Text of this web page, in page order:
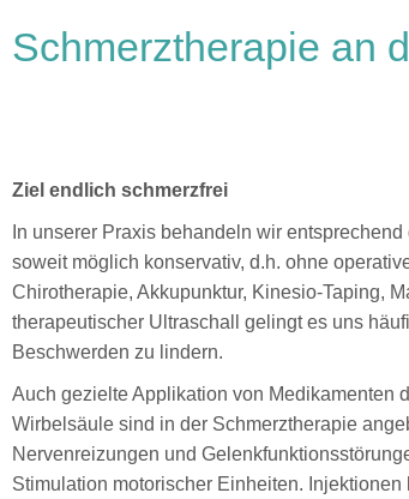
Schmerztherapie an
Ziel endlich schmerzfrei
In unserer Praxis behandeln wir
soweit möglich konservativ, d.h. ohne
Chirotherapie, Akkupunktur, Kinesio-Taping,
therapeutischer Ultraschall gelingt es uns
Beschwerden zu lindern.
Auch gezielte Applikation von Medikamenten
Wirbelsäule sind in der Schmerztherapie
Nervenreizungen und
Stimulation motorischer Einheiten. Injektionen